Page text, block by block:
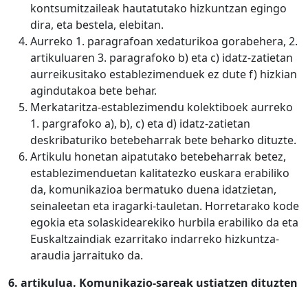
kontsumitzaileak hautatutako hizkuntzan egingo
dira, eta bestela, elebitan.
Aurreko 1. paragrafoan xedaturikoa gorabehera, 2.
artikuluaren 3. paragrafoko b) eta c) idatz-zatietan
aurreikusitako establezimenduek ez dute f) hizkian
agindutakoa bete behar.
Merkataritza-establezimendu kolektiboek aurreko
1. pargrafoko a), b), c) eta d) idatz-zatietan
deskribaturiko betebeharrak bete beharko dituzte.
Artikulu honetan aipatutako betebeharrak betez,
establezimenduetan kalitatezko euskara erabiliko
da, komunikazioa bermatuko duena idatzietan,
seinaleetan eta iragarki-tauletan. Horretarako kode
egokia eta solaskidearekiko hurbila erabiliko da eta
Euskaltzaindiak ezarritako indarreko hizkuntza-
araudia jarraituko da.
6. artikulua. Komunikazio-sareak ustiatzen dituzten